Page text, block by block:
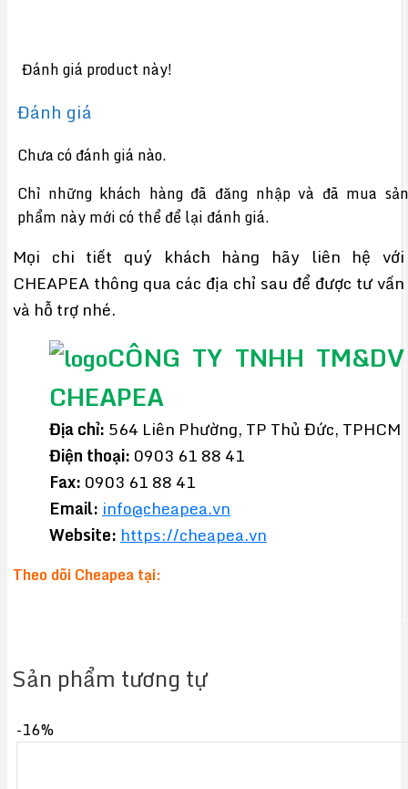
Đánh giá product này!
Đánh giá
Chưa có đánh giá nào.
Chỉ những khách hàng đã đăng nhập và đã mua sản
phẩm này mới có thể để lại đánh giá.
Mọi chi tiết quý khách hàng hãy liên hệ với
CHEAPEA thông qua các địa chỉ sau để được tư vấn
và hỗ trợ nhé.
CÔNG TY TNHH TM&DV
CHEAPEA
Địa chỉ: 564 Liên Phường, TP Thủ Đức, TPHCM
Điện thoại: 0903 61 88 41
Fax: 0903 61 88 41
Email: info@cheapea.vn
Website: https://cheapea.vn
Theo dõi Cheapea tại:
Sản phẩm tương tự
-16%